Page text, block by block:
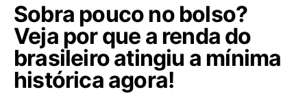
Sobra pouco no bolso?
Veja por que a renda do
brasileiro atingiu a mínima
histórica agora!